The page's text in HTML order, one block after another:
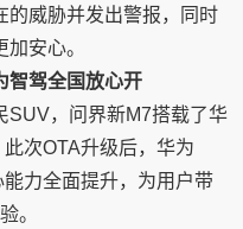
的威胁并发出警报，同时
安心。
智驾全国放心开
SUV，问界新M7搭载了华
次OTA升级后，华为
力全面提升，为用户带
。